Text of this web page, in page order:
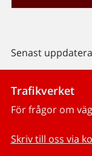
Senast
Trafikverket
För frågor om
Skriv till oss via